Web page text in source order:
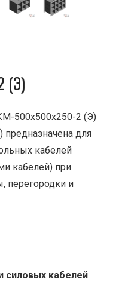
(Э)
500х500х250-2 (Э)
предназначена для
кабелей
кабелей) при
перегородки и
силовых кабелей